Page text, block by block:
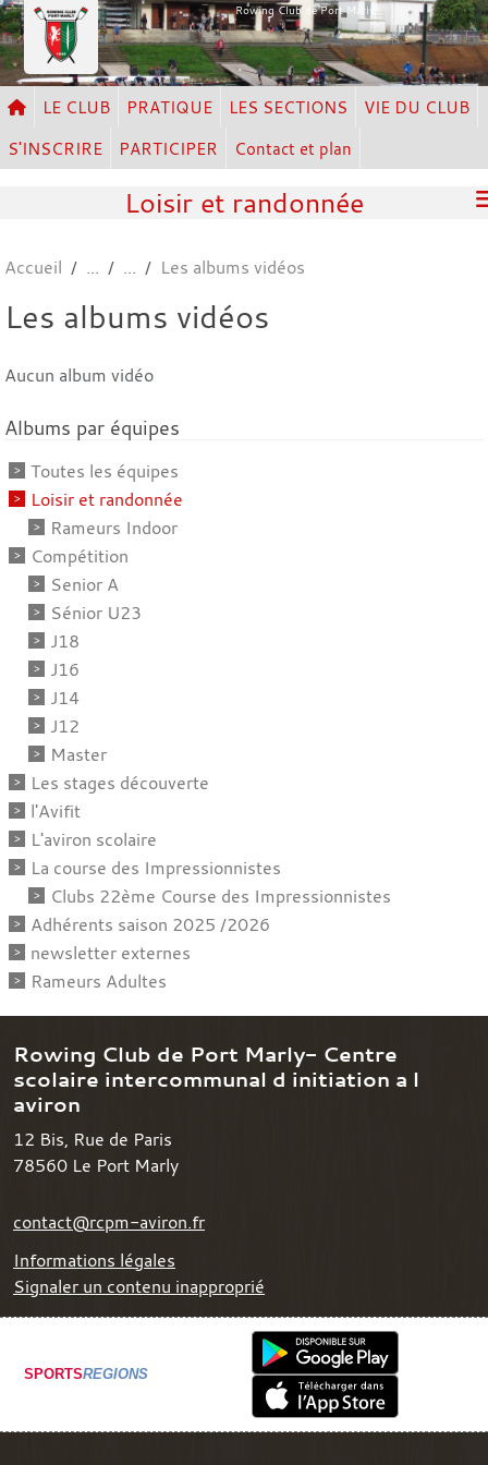
Rowing Club de Port Marly
LE CLUB PRATIQUE LES SECTIONS
VIE DU CLUB
S'INSCRIRE
PARTICIPER Contact et plan
Loisir et randonnée
Accueil Les albums vidéos
Les albums vidéos
Aucun album vidéo
Albums par équipes
Toutes les équipes
Loisir et randonnée
Rameurs Indoor
Compétition
Senior A
Sénior U23
J18
J16
J14
J12
Master
Les stages découverte
l'Avifit
L'aviron scolaire
La course des Impressionnistes
Clubs 22ème Course des Impressionnistes
Adhérents saison 2025 /2026
newsletter externes
Rameurs Adultes
Rowing Club de Port Marly- Centre
scolaire intercommunal d initiation a l
aviron
12 Bis, Rue de Paris
78560 Le Port Marly
contact@rcpm-aviron.fr
Informations légales
Signaler un contenu inapproprié
SPORTSREGIONS
Panneau de gestion des cookies